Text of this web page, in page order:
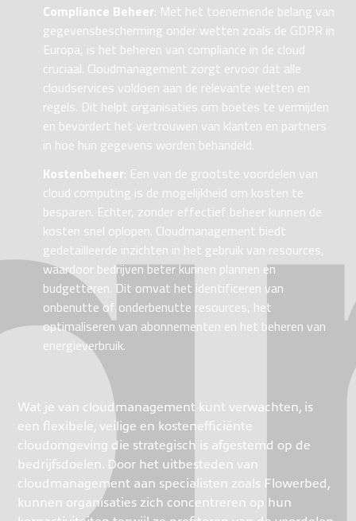
Compliance Beheer: Met het toenemende belang van
gegevensbescherming onder wetten zoals de GDPR in
Europa, is het beheren van compliance in de cloud
cruciaal. Cloudmanagement zorgt ervoor dat alle
cloudservices voldoen aan de relevante wetten en
regels. Dit helpt organisaties om boetes te vermijden
en bevordert het vertrouwen van klanten en partners
in hoe hun gegevens worden behandeld.
Kostenbeheer: Een van de grootste voordelen van
cloud computing is de mogelijkheid om kosten te
besparen. Echter, zonder effectief beheer kunnen de
kosten snel oplopen. Cloudmanagement biedt
gedetailleerde inzichten in het gebruik van resources,
waardoor bedrijven beter kunnen plannen en
budgetteren. Dit omvat het identificeren van
onbenutte of onderbenutte resources, het
optimaliseren van abonnementen en het beheren van
energieverbruik.
Wat je van cloudmanagement kunt verwachten, is
een flexibele, veilige en kostenefficiënte
cloudomgeving die strategisch is afgestemd op de
bedrijfsdoelen. Door het uitbesteden van
cloudmanagement aan specialisten zoals Flowerbed,
kunnen organisaties zich concentreren op hun